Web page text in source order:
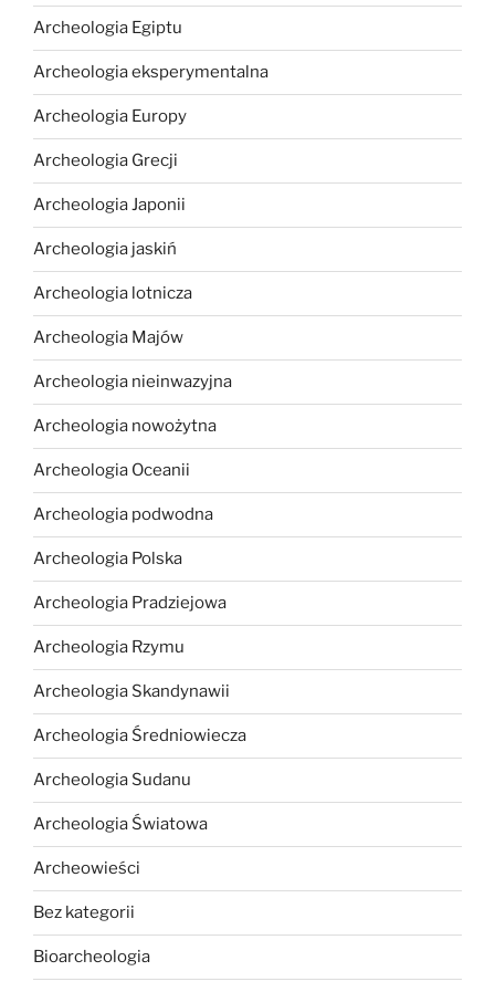
Archeologia Egiptu
Archeologia eksperymentalna
Archeologia Europy
Archeologia Grecji
Archeologia Japonii
Archeologia jaskiń
Archeologia lotnicza
Archeologia Majów
Archeologia nieinwazyjna
Archeologia nowożytna
Archeologia Oceanii
Archeologia podwodna
Archeologia Polska
Archeologia Pradziejowa
Archeologia Rzymu
Archeologia Skandynawii
Archeologia Średniowiecza
Archeologia Sudanu
Archeologia Światowa
Archeowieści
Bez kategorii
Bioarcheologia